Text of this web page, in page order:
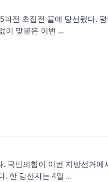
전 초접전 끝에 당선됐다.
이 맞붙은 이번 ...
국민의힘이 이번 지방선거
. 한 당선자는 4일 ...